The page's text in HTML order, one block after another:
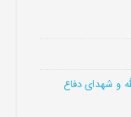
و شهدای دفاع